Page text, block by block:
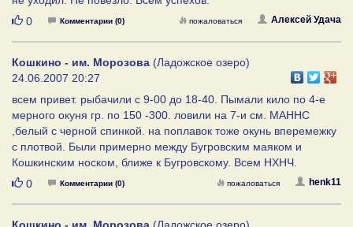
Нравится
0 Комментарии (0) Алексей Удача
пожаловаться
Кошкино - им. Морозова (Ладожское озеро)
24.06.2007 20:27
всем привет. рыбачили с 9-00 до 18-40. Пымали кило по 4-е
мерного окуня гр. по 150 -300. ловили на 7-и см. МАННС
,белый с черной спинкой. на поплавок тоже окунь вперемежку
с плотвой. Были примерно между Бугровским маяком и
Кошкинским носком, ближе к Бугровскому. Всем НХНЧ.
Нравится
0 Комментарии (0) henk11
пожаловаться
Кошкино - им. Морозова (Ладожское озеро)